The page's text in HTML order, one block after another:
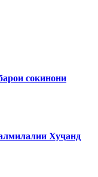
сокинони
Хуҷанд